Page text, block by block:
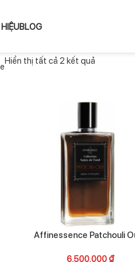
BLOG
Hiển thị tất cả 2 kết quả
Affinessence Patchouli
6.500.000₫